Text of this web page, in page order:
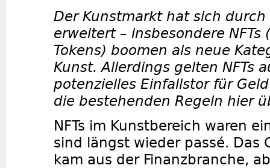
Der Kunstmarkt hat sich
erweitert – insbesondere NFTs
Tokens) boomen als neue
Kunst. Allerdings gelten NFTs
potenzielles Einfallstor für
die bestehenden Regeln hier
NFTs im Kunstbereich waren
sind längst wieder passé. Das
kam aus der Finanzbranche,